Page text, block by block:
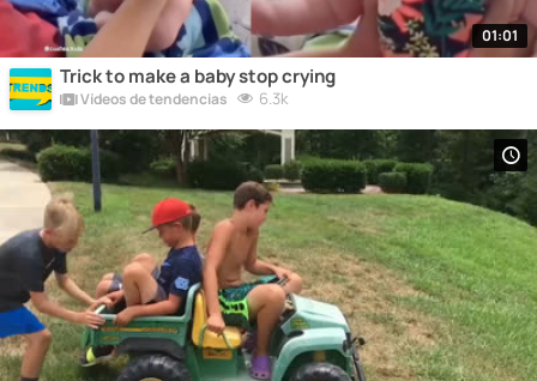
01:01
Trick to make a baby stop crying
Vídeos de tendencias 6.3k